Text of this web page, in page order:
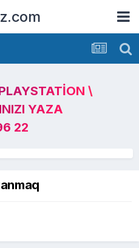
\
YAZA
22